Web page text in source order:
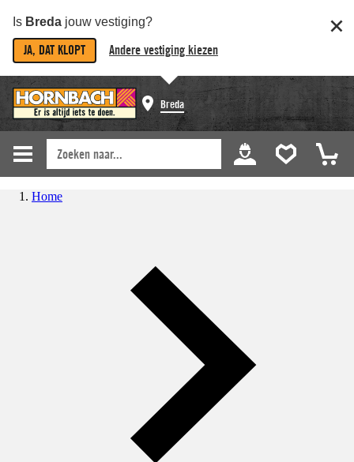
Is Breda jouw vestiging?
JA, DAT KLOPT Andere vestiging kiezen
Breda
Home